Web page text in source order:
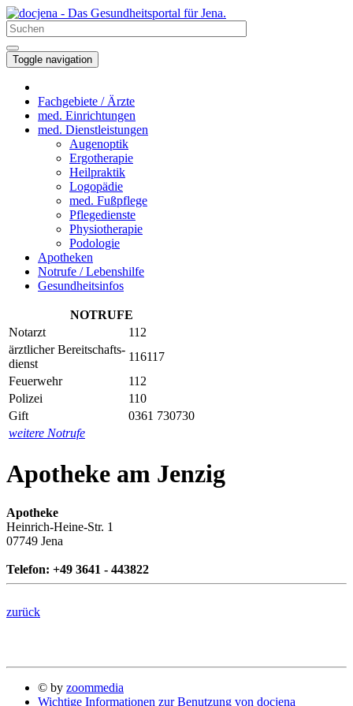
Toggle navigation
Fachgebiete / Ärzte
med. Einrichtungen
med. Dienstleistungen
Augenoptik
Ergotherapie
Heilpraktik
Logopädie
med. Fußpflege
Pflegedienste
Physiotherapie
Podologie
Apotheken
Notrufe / Lebenshilfe
Gesundheitsinfos
NOTRUFE
Notarzt
112
ärztlicher Bereitschafts-
dienst
116117
Feuerwehr
112
Polizei
110
Gift
0361 730730
weitere Notrufe
Apotheke am Jenzig
Apotheke
Heinrich-Heine-Str. 1
07749 Jena
Telefon: +49 3641 - 443822
zurück
© by zoommedia
Wichtige Informationen zur Benutzung von docjena